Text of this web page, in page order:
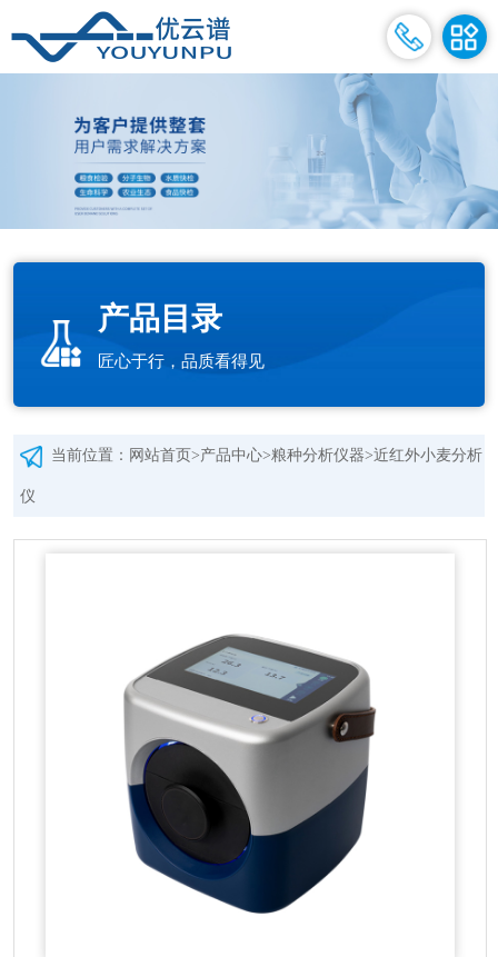
产品目录
匠心于行，品质看得见
当前位置： 网站首页 >产品中心>粮种分析仪器>近红外小麦分析
仪